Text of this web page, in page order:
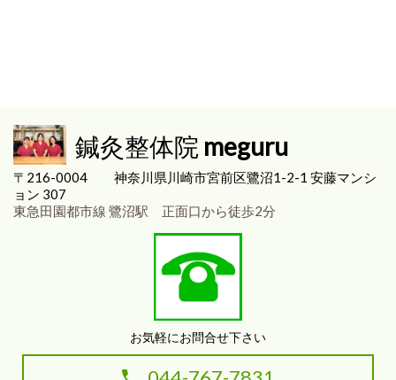
鍼灸整体院 meguru
〒216-0004 神奈川県川崎市宮前区鷺沼1-2-1 安藤マンシ
ョン 307
東急田園都市線 鷺沼駅 正面口から徒歩2分
お気軽にお問合せ下さい